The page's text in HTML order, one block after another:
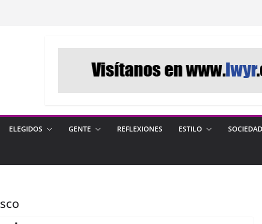
ELEGIDOS GENTE REFLEXIONES ESTILO SOCIEDAD